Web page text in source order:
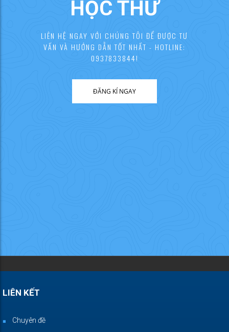
HỌC THỬ
LIÊN HỆ NGAY VỚI CHÚNG TÔI ĐỂ ĐƯỢC TƯ
VẤN VÀ HƯỚNG DẪN TỐT NHẤT - HOTLINE:
0937833844!
ĐĂNG KÍ NGAY
LIÊN KẾT
Chuyên đề